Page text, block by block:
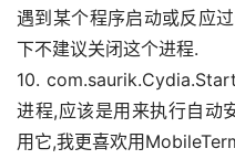
遇到某个程序启动或反应
下不建议关闭这个进程.
10.
进程,应该是用来执行自动
用它,我更喜欢用